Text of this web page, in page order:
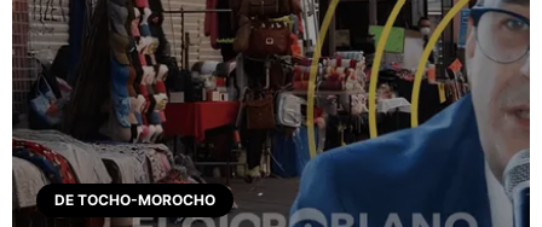
DE TOCHO-MOROCHO